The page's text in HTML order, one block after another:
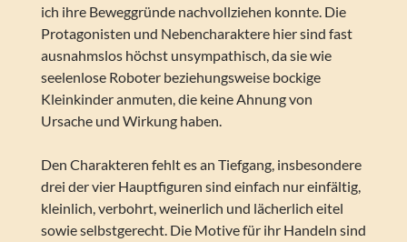
ich ihre Beweggründe nachvollziehen konnte. Die
Protagonisten und Nebencharaktere hier sind fast
ausnahmslos höchst unsympathisch, da sie wie
seelenlose Roboter beziehungsweise bockige
Kleinkinder anmuten, die keine Ahnung von
Ursache und Wirkung haben.
Den Charakteren fehlt es an Tiefgang, insbesondere
drei der vier Hauptfiguren sind einfach nur einfältig,
kleinlich, verbohrt, weinerlich und lächerlich eitel
sowie selbstgerecht. Die Motive für ihr Handeln sind